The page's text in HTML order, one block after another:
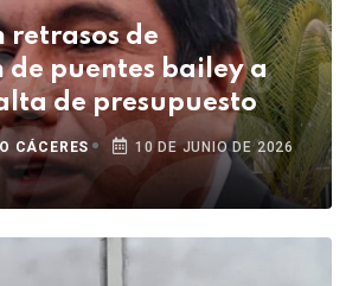
retrasos de
de puentes bailey a
de presupuesto
CÁCERES 10 DE JUNIO DE 2026